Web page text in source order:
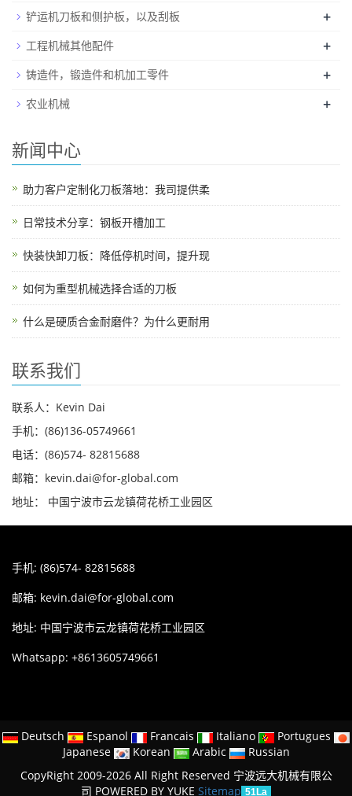
铲运机刀板和侧护板，以及刮板
+
工程机械其他配件 +
铸造件，锻造件和机加工零件 +
农业机械 +
新闻中心
助力客户定制化刀板落地：我司提供柔
日常技术分享：钢板开槽加工
快装快卸刀板：降低停机时间，提升现
如何为重型机械选择合适的刀板
什么是硬质合金耐磨件？为什么更耐用
联系我们
联系人：Kevin Dai
手机：(86)136-05749661
电话：(86)574- 82815688
邮箱：kevin.dai@for-global.com
地址： 中国宁波市云龙镇荷花桥工业园区
手机: (86)574- 82815688
邮箱: kevin.dai@for-global.com
地址: 中国宁波市云龙镇荷花桥工业园区
Whatsapp: +8613605749661
Deutsch Espanol Francais Italiano
Portugues
Japanese
Korean Arabic
Russian
CopyRight 2009-2026 All Right Reserved 宁波远大机械有限公
司 POWERED BY YUKE Sitemap 51La